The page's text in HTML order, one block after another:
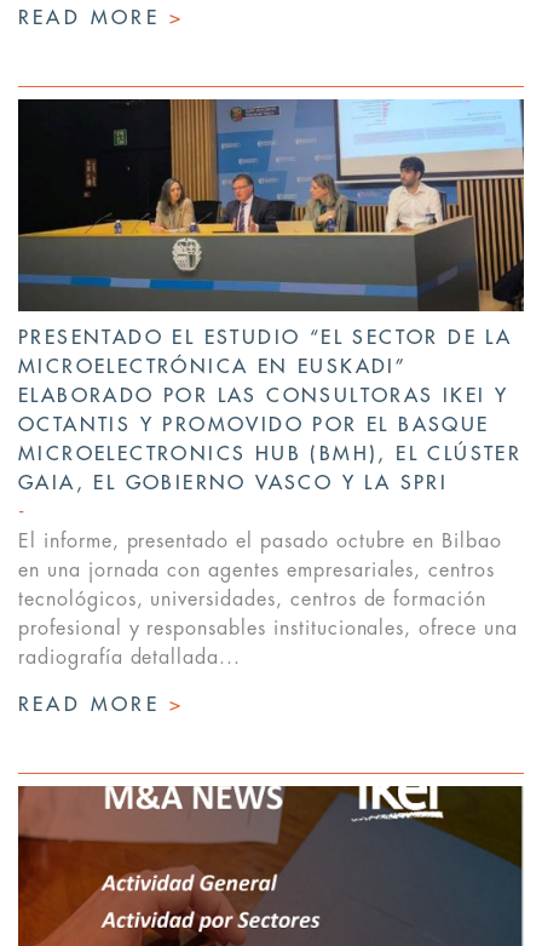
READ MORE >
PRESENTADO EL ESTUDIO “EL SECTOR DE LA
MICROELECTRÓNICA EN EUSKADI”
ELABORADO POR LAS CONSULTORAS IKEI Y
OCTANTIS Y PROMOVIDO POR EL BASQUE
MICROELECTRONICS HUB (BMH), EL CLÚSTER
GAIA, EL GOBIERNO VASCO Y LA SPRI
El informe, presentado el pasado octubre en Bilbao
en una jornada con agentes empresariales, centros
tecnológicos, universidades, centros de formación
profesional y responsables institucionales, ofrece una
radiografía detallada...
READ MORE >